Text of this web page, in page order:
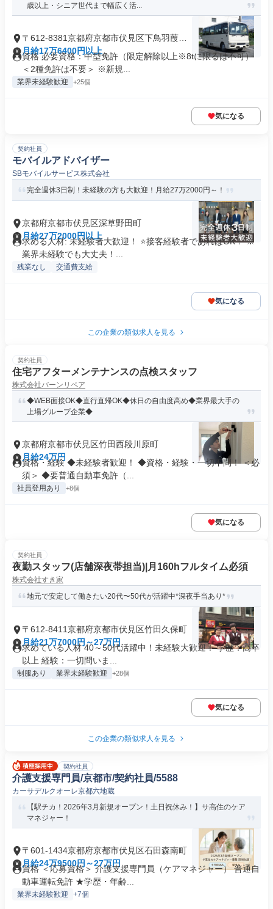
歳以上・シニア世代まで幅広く活...
〒612-8381京都府京都市伏見区下鳥羽葭田
町
月給17万6400円以上
資格 必要資格：中型免許（限定解除以上※8tに限るは不可）
＜2種免許は不要＞ ※新規...
業界未経験歓迎 +25個
気になる
契約社員
モバイルアドバイザー
SBモバイルサービス株式会社
完全週休3日制！未経験の方も大歓迎！月給27万2000円～！
京都府京都市伏見区深草野田町
月給27万2000円以上
求める人材: 未経験者大歓迎！ ⭐接客経験者であればOK！ ※
業界未経験でも大丈夫！...
残業なし 交通費支給
気になる
この企業の類似求人を見る
契約社員
住宅アフターメンテナンスの点検スタッフ
株式会社バーンリペア
◆WEB面接OK◆直行直帰OK◆休日の自由度高め◆業界最大手の
上場グループ企業◆
京都府京都市伏見区竹田西段川原町
月給24万円
資格・経験 ◆未経験者歓迎！ ◆資格・経験・一切不問！ ＜必
須＞ ◆要普通自動車免許（...
社員登用あり +8個
気になる
契約社員
夜勤スタッフ(店舗深夜帯担当)|月160hフルタイム必須
株式会社すき家
地元で安定して働きたい20代〜50代が活躍中*深夜手当あり*
〒612-8411京都府京都市伏見区竹田久保町
月給21万7000円～27万円
求めている人材 40～50代活躍中！未経験大歓迎！ 学歴：高卒
以上 経験：一切問いま...
制服あり 業界未経験歓迎 +28個
気になる
この企業の類似求人を見る
契約社員
介護支援専門員/京都市/契約社員/5588
カーサデルクオーレ京都六地蔵
【駅チカ！2026年3月新規オープン！土日祝休み！】サ高住のケア
マネジャー！
〒601-1434京都府京都市伏見区石田森南町
月給24万9500円～27万円
資格 ＜応募資格＞ 介護支援専門員（ケアマネジャー） 普通自
動車運転免許 ★学歴・年齢...
業界未経験歓迎 +7個